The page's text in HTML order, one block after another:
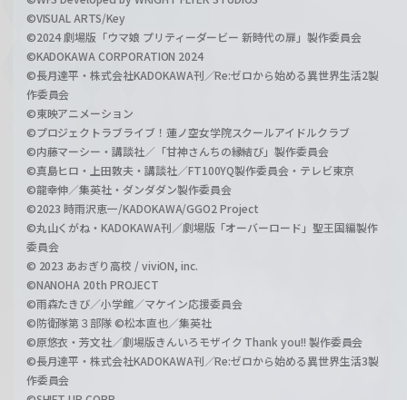
©VISUAL ARTS/Key
©2024 劇場版「ウマ娘 プリティーダービー 新時代の扉」製作委員会
©KADOKAWA CORPORATION 2024
©長月達平・株式会社KADOKAWA刊／Re:ゼロから始める異世界生活2製
作委員会
©東映アニメーション
©プロジェクトラブライブ！蓮ノ空女学院スクールアイドルクラブ
©内藤マーシー・講談社／「甘神さんちの縁結び」製作委員会
©真島ヒロ・上田敦夫・講談社／FT100YQ製作委員会・テレビ東京
©龍幸伸／集英社・ダンダダン製作委員会
©2023 時雨沢恵一/KADOKAWA/GGO2 Project
©丸山くがね・KADOKAWA刊／劇場版「オーバーロード」聖王国編製作
委員会
© 2023 あおぎり高校 / viviON, inc.
©NANOHA 20th PROJECT
©雨森たきび／小学館／マケイン応援委員会
©防衛隊第３部隊 ©松本直也／集英社
©原悠衣・芳文社／劇場版きんいろモザイク Thank you!! 製作委員会
©長月達平・株式会社KADOKAWA刊／Re:ゼロから始める異世界生活3製
作委員会